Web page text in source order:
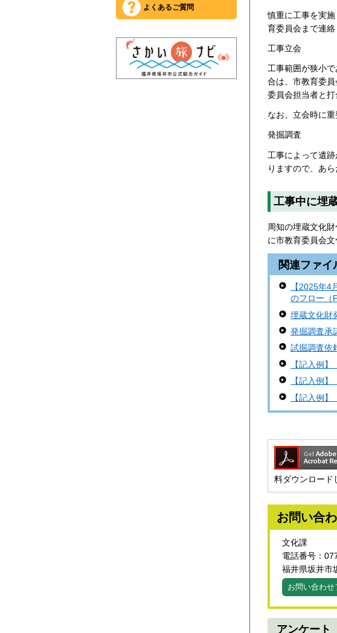
よくあるご質問
慎重に工事を実
育委員会まで連絡
工事立会
工事範囲が狭小
合は、市教育委
委員会担当者と打
なお、立会時に
発掘調査
工事によって遺
りますので、あ
工事中に埋
周知の埋蔵文化
に市教育委員会文
関連ファイ
【2025年
のフロー（
埋蔵文化財
発掘調査承
試掘調査依
【記入例
【記入例
【記入例
料ダウンロード
お問い合
文化課
電話番号：
福井県坂井市
お問い合わせ
アンケート